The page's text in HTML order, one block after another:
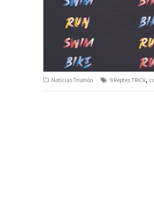
Noticias Triatlón 9 Reptes TRICV,